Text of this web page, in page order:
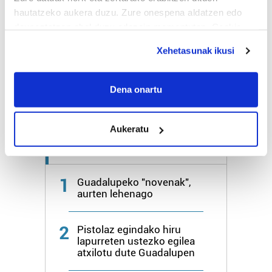
hautatzeko aukera duzu. Zure onespena aldatzen edo
If you allow, we would also like to:
Collect information about your geographical
Identify your device by actively scanning it for
specific characteristics (fingerprinting)
Find out more about how your personal data is processed
and set your preferences in the
details section
teknologia erabiliz, cookieak adibidez, iragarki eta eduki
pertsonalizatuak eskaintzeko, iragarkiak eta edukia
Xehetasunak ikusi
Dena onartu
Aukeratu
Bihar 27º 18º
Azken 7 egunetako irakurrienak
1
Guadalupeko "novenak",
aurten lehenago
2
Pistolaz egindako hiru
lapurreten ustezko egilea
atxilotu dute Guadalupen